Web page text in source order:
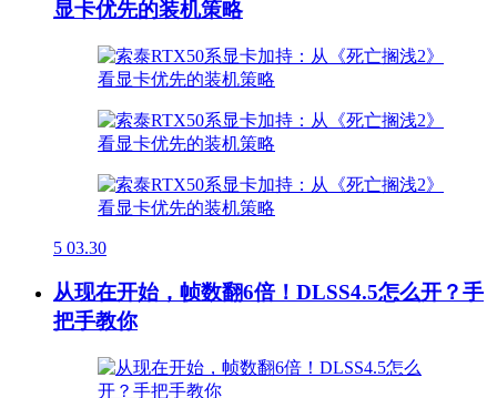
显卡优先的装机策略
5 03.30
从现在开始，帧数翻6倍！DLSS4.5怎么开？手
把手教你